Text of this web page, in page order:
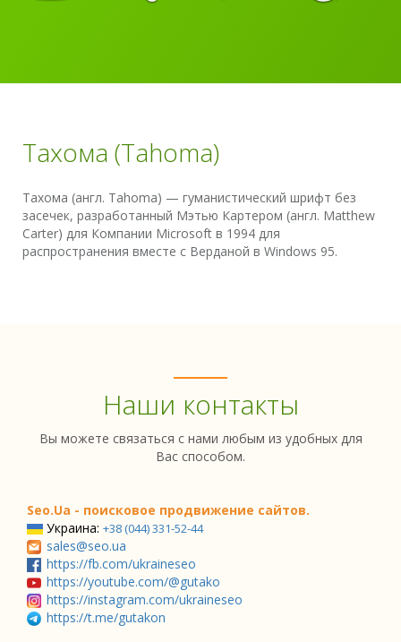
Тахома (Tahoma)
Тахома (англ. Tahoma) — гуманистический шрифт без
засечек, разработанный Мэтью Картером (англ. Matthew
Carter) для Компании Microsoft в 1994 для
распространения вместе с Верданой в Windows 95.
Наши контакты
Вы можете связаться с нами любым из удобных для
Вас способом.
Seo.Ua - поисковое продвижение сайтов.
Украина: +38 (044) 331-52-44
sales@seo.ua
https://fb.com/ukraineseo
https://youtube.com/@gutako
https://instagram.com/ukraineseo
https://t.me/gutakon